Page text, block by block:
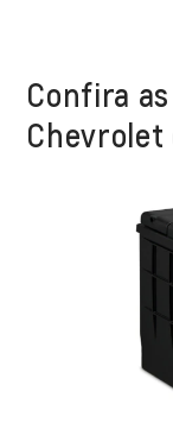
Confira
Chevrolet